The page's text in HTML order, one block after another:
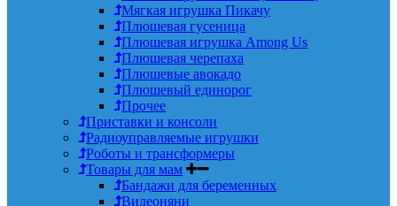
Мягкая игрушка Пикачу
Плюшевая гусеница
Плюшевая игрушка Among Us
Плюшевая черепаха
Плюшевые авокадо
Плюшевый единорог
Прочее
Приставки и консоли
Радиоуправляемые игрушки
Роботы и трансформеры
Товары для мам
Бандажи для беременных
Видеоняни